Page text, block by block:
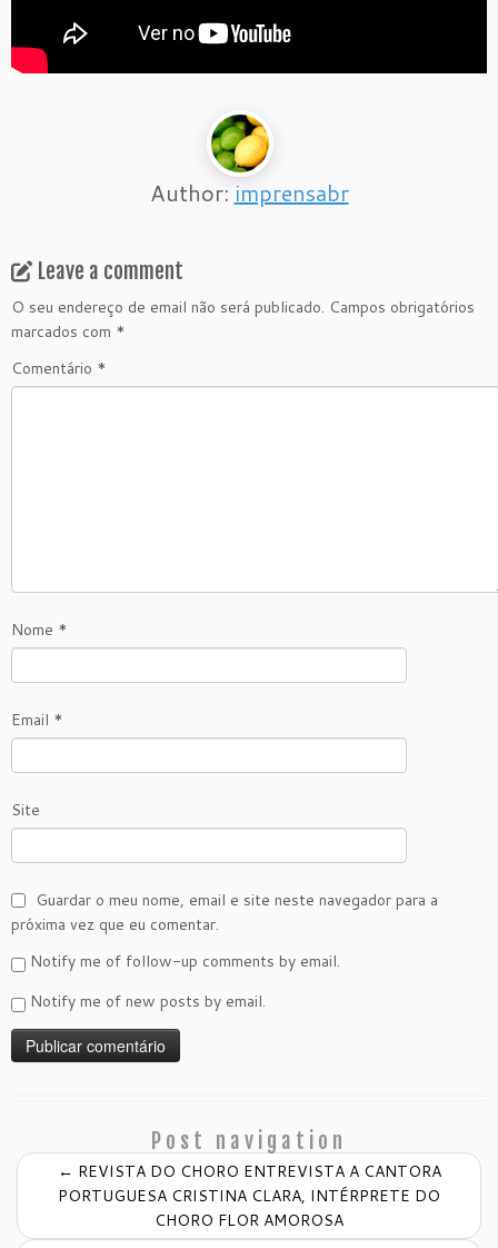
Author: imprensabr
Leave a comment
O seu endereço de email não será publicado. Campos obrigatórios
marcados com *
Comentário *
Nome *
Email *
Site
Guardar o meu nome, email e site neste navegador para a
próxima vez que eu comentar.
Notify me of follow-up comments by email.
Notify me of new posts by email.
Post navigation
← REVISTA DO CHORO ENTREVISTA A CANTORA
PORTUGUESA CRISTINA CLARA, INTÉRPRETE DO
CHORO FLOR AMOROSA